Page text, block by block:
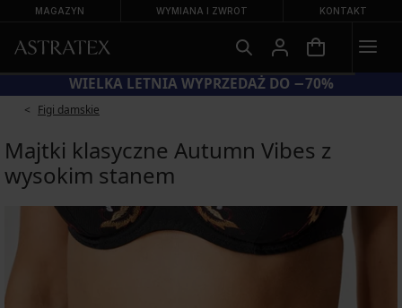
MAGAZYN WYMIANA I ZWROT KONTAKT
WIELKA LETNIA WYPRZEDAŻ DO −70%
Figi damskie
Majtki klasyczne Autumn Vibes z
wysokim stanem